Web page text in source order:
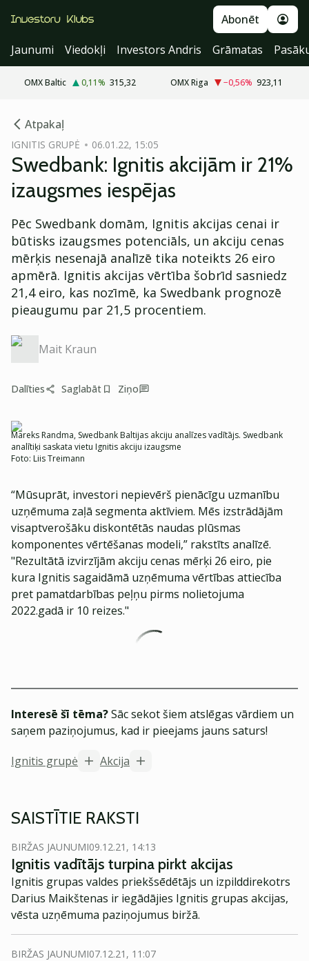
Abonēt
Jaunumi
Viedokļi Investors Andris Grāmatas
OMX Baltic 0,11% 315,32 OMX Riga −0,56% 923,11
Atpakaļ
IGNITIS GRUPĖ 06.01.22, 15:05
Swedbank: Ignitis akcijām ir 21%
izaugsmes iespējas
Pēc Swedbank domām, Ignitis akcijas cenai ir
būtisks izaugsmes potenciāls, un akciju cenas
mērķis nesenajā analīzē tika noteikts 26 eiro
apmērā. Ignitis akcijas vērtība šobrīd sasniedz
21,4 eiro, kas nozīmē, ka Swedbank prognozē
pieaugumu par 21,5 procentiem.
Mait Kraun
Dalīties Saglabāt Ziņo
Mareks Randma, Swedbank Baltijas akciju analīzes vadītājs. Swedbank
analītiķi saskata vietu Ignitis akciju izaugsme
Foto: Liis Treimann
“Mūsuprāt, investori nepievērš pienācīgu uzmanību
uzņēmuma zaļā segmenta aktīviem. Mēs izstrādājām
visaptverošāku diskontētās naudas plūsmas
komponentes vērtēšanas modeli,” rakstīts analīzē.
"Rezultātā izvirzījām akciju cenas mērķi 26 eiro, pie
kura Ignitis sagaidāmā uzņēmuma vērtības attiecība
pret pamatdarbības peļņu pirms nolietojuma
2022.gadā ir 10 reizes."
Interesē šī tēma?Sāc sekot šiem atslēgas vārdiem un
saņem paziņojumus, kad ir pieejams jauns saturs!
Ignitis grupė
Akcija
SAISTĪTIE RAKSTI
BIRŽAS JAUNUMI09.12.21, 14:13
Ignitis vadītājs turpina pirkt akcijas
Ignitis grupas valdes priekšsēdētājs un izpilddirekotrs
Darius Maikštenas ir iegādājies Ignitis grupas akcijas,
vēsta uzņēmuma paziņojumus biržā.
BIRŽAS JAUNUMI07.12.21, 11:07